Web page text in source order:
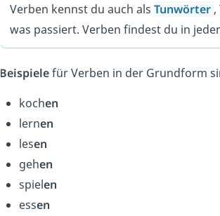
Verben kennst du auch als Tunwörter
was passiert. Verben findest du in
Beispielefür Verben in der Grundform
kochen
lernen
lesen
gehen
spielen
essen